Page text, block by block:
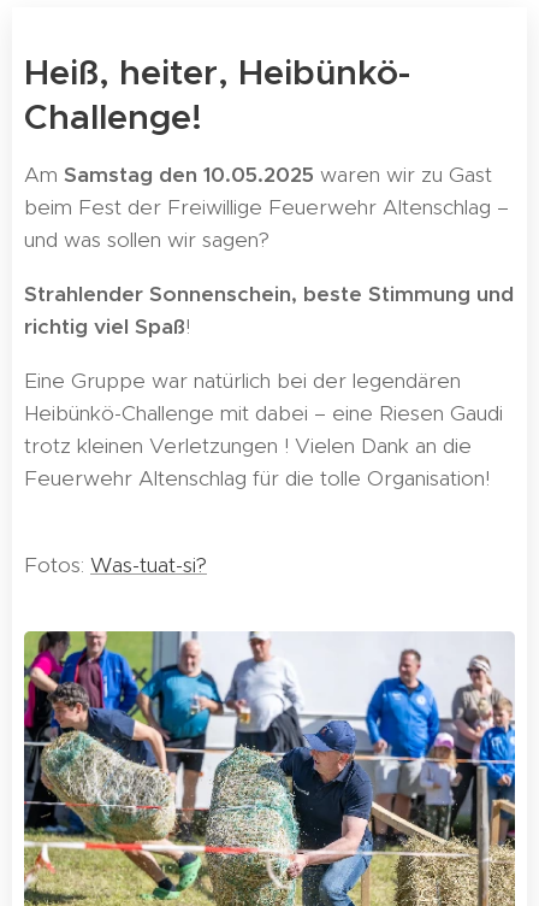
Heiß, heiter, Heibünkö-
Challenge!
Am Samstag den 10.05.2025 waren wir zu Gast
beim Fest der Freiwillige Feuerwehr Altenschlag –
und was sollen wir sagen?
Strahlender Sonnenschein, beste Stimmung und
richtig viel Spaß!
Eine Gruppe war natürlich bei der legendären
Heibünkö-Challenge mit dabei – eine Riesen Gaudi
trotz kleinen Verletzungen ! Vielen Dank an die
Feuerwehr Altenschlag für die tolle Organisation!
Fotos: Was-tuat-si?